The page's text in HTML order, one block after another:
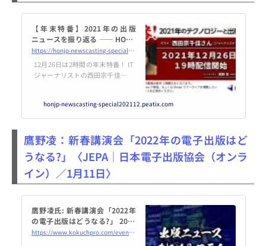
【年末特番】2021年の出版
ニュースを振り返る ―― HON.j
p News Casting / ゲスト：西田
宗千佳（ITジャーナリスト）
https://honjp-newscasting-special202112.peatix.com
12月26日は2時間の年末特番！ IT
ジャーナリストの西田宗千佳さん
的な観点で振り返り＆掘り下げま
す。【開催日時】... powered by P
honjp-newscasting-special202112.peatix.com
鷹野凌：新春講演会「2022年の電子出版はど
うなる?」〈JEPA｜日本電子出版協会（オンラ
イン）／1月11日〉
鷹野凌氏: 新春講演会「2022年
の電子出版はどうなる?」 2022
年1月11日（オンライン・Zoo
https://www.kokuchpro.com/event/jepa20220111/